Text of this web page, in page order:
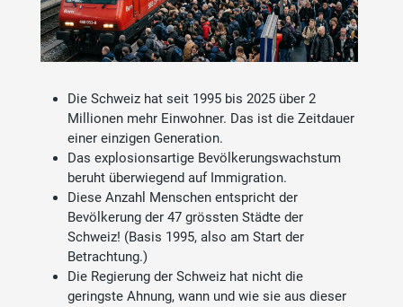
Die Schweiz hat seit 1995 bis 2025 über 2
Millionen mehr Einwohner. Das ist die Zeitdauer
einer einzigen Generation.
Das explosionsartige Bevölkerungswachstum
beruht überwiegend auf Immigration.
Diese Anzahl Menschen entspricht der
Bevölkerung der 47 grössten Städte der
Schweiz! (Basis 1995, also am Start der
Betrachtung.)
Die Regierung der Schweiz hat nicht die
geringste Ahnung, wann und wie sie aus dieser